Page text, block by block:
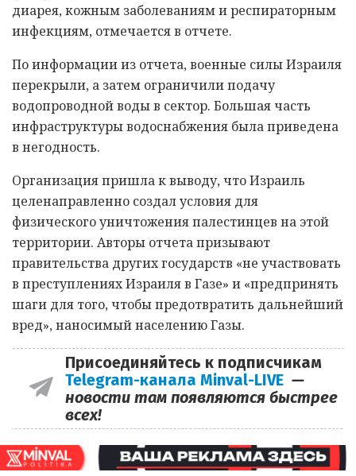
диарея, кожным заболеваниям и респираторным
инфекциям, отмечается в отчете.
По информации из отчета, военные силы Израиля
перекрыли, а затем ограничили подачу
водопроводной воды в сектор. Большая часть
инфраструктуры водоснабжения была приведена
в негодность.
Организация пришла к выводу, что Израиль
целенаправленно создал условия для
физического уничтожения палестинцев на этой
территории. Авторы отчета призывают
правительства других государств «не участвовать
в преступлениях Израиля в Газе» и «предпринять
шаги для того, чтобы предотвратить дальнейший
вред», наносимый населению Газы.
Присоединяйтесь к подписчикам
Telegram-канала Minval-LIVE —
новости там появляются быстрее
всех!